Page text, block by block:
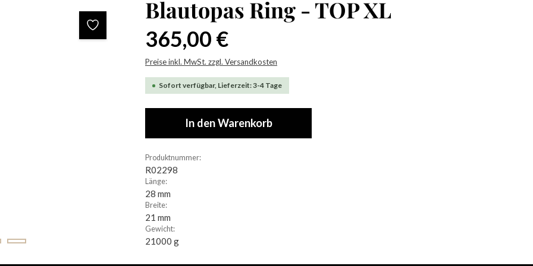
Blautopas Ring - TOP XL
365,00 €
Preise inkl. MwSt. zzgl. Versandkosten
Sofort verfügbar, Lieferzeit: 3-4 Tage
In den Warenkorb
Produktnummer:
R02298
Länge:
28 mm
Breite:
21 mm
Gewicht:
21000 g